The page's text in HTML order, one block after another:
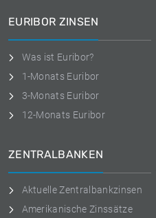
EURIBOR ZINSEN
Was ist Euribor?
1-Monats Euribor
3-Monats Euribor
12-Monats Euribor
ZENTRALBANKEN
Aktuelle Zentralbankzinsen
Amerikanische Zinssätze